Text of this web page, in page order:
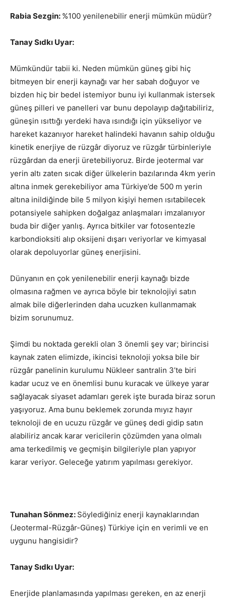
Rabia Sezgin: %100 yenilenebilir enerji mümkün müdür?
Tanay Sıdkı Uyar:
Mümkündür tabii ki. Neden mümkün güneş gibi hiç
bitmeyen bir enerji kaynağı var her sabah doğuyor ve
bizden hiç bir bedel istemiyor bunu iyi kullanmak istersek
güneş pilleri ve panelleri var bunu depolayıp dağıtabiliriz,
güneşin ısıttığı yerdeki hava ısındığı için yükseliyor ve
hareket kazanıyor hareket halindeki havanın sahip olduğu
kinetik enerjiye de rüzgâr diyoruz ve rüzgâr türbinleriyle
rüzgârdan da enerji üretebiliyoruz. Birde jeotermal var
yerin altı zaten sıcak diğer ülkelerin bazılarında 4km yerin
altına inmek gerekebiliyor ama Türkiye’de 500 m yerin
altına inildiğinde bile 5 milyon kişiyi hemen ısıtabilecek
potansiyele sahipken doğalgaz anlaşmaları imzalanıyor
buda bir diğer yanlış. Ayrıca bitkiler var fotosentezle
karbondioksiti alıp oksijeni dışarı veriyorlar ve kimyasal
olarak depoluyorlar güneş enerjisini.
Dünyanın en çok yenilenebilir enerji kaynağı bizde
olmasına rağmen ve ayrıca böyle bir teknolojiyi satın
almak bile diğerlerinden daha ucuzken kullanmamak
bizim sorunumuz.
Şimdi bu noktada gerekli olan 3 önemli şey var; birincisi
kaynak zaten elimizde, ikincisi teknoloji yoksa bile bir
rüzgâr panelinin kurulumu Nükleer santralin 3’te biri
kadar ucuz ve en önemlisi bunu kuracak ve ülkeye yarar
sağlayacak siyaset adamları gerek işte burada biraz sorun
yaşıyoruz. Ama bunu beklemek zorunda mıyız hayır
teknoloji de en ucuzu rüzgâr ve güneş dedi gidip satın
alabiliriz ancak karar vericilerin çözümden yana olmalı
ama terkedilmiş ve geçmişin bilgileriyle plan yapıyor
karar veriyor. Geleceğe yatırım yapılması gerekiyor.
Tunahan Sönmez: Söylediğiniz enerji kaynaklarından
(Jeotermal-Rüzgâr-Güneş) Türkiye için en verimli ve en
uygunu hangisidir?
Tanay Sıdkı Uyar:
Enerjide planlamasında yapılması gereken, en az enerji